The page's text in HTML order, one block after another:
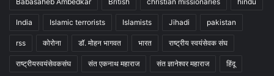
India Islamic terrorists Islamists Jihadi pakistan
rss कोरोना डॉ. मोहन भागवत भारत राष्ट्रीय स्वयंसेवक संघ
राष्ट्रीयस्वयंसेवकसंघ संत एकनाथ महाराज संत ज्ञानेश्वर महाराज हिंदू